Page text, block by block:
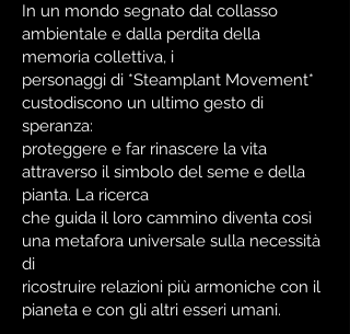
In un mondo segnato dal collasso
ambientale e dalla perdita della
memoria collettiva, i
personaggi di *Steamplant Movement*
custodiscono un ultimo gesto di
speranza:
proteggere e far rinascere la vita
attraverso il simbolo del seme e della
pianta. La ricerca
che guida il loro cammino diventa così
una metafora universale sulla necessità
di
ricostruire relazioni più armoniche con il
pianeta e con gli altri esseri umani.